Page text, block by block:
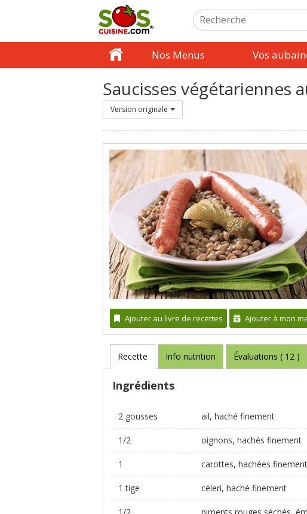
Nos Menus Vos
Saucisses végétariennes
Version originale
Ajouter au livre de recettes Ajouter à mon
Recette Info nutrition Évaluations ( 12 )
Ingrédients
2 gousses ail, haché finement
1/2 oignons, hachés finement
1 carottes, hachées finement
1 tige céleri, haché finement